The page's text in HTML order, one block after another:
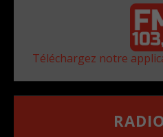
Téléchargez notre